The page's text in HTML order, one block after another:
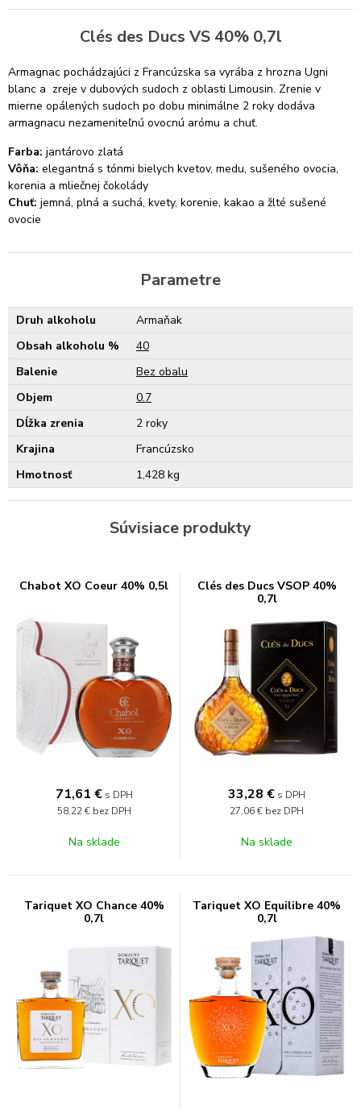
Clés des Ducs VS 40% 0,7l
Armagnac pochádzajúci z Francúzska sa vyrába z hrozna Ugni
blanc a zreje v dubových sudoch z oblasti Limousin. Zrenie v
mierne opálených sudoch po dobu minimálne 2 roky dodáva
armagnacu nezameniteľnú ovocnú arómu a chuť.
Farba: jantárovo zlatá
Vôňa: elegantná s tónmi bielych kvetov, medu, sušeného ovocia,
korenia a mliečnej čokolády
Chuť: jemná, plná a suchá, kvety, korenie, kakao a žlté sušené
ovocie
Parametre
Druh alkoholu
Armaňak
Obsah alkoholu %
40
Balenie
Bez obalu
Objem
0.7
Dĺžka zrenia
2 roky
Krajina
Francúzsko
Hmotnosť
1,428 kg
Súvisiace produkty
Chabot XO Coeur 40% 0,5l
71,61 € s DPH
58,22 € bez DPH
Na sklade
Clés des Ducs VSOP 40%
0,7l
33,28 € s DPH
27,06 € bez DPH
Na sklade
Tariquet XO Chance 40%
0,7l
Tariquet XO Equilibre 40%
0,7l